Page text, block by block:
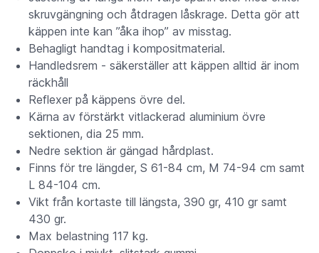
skruvgängning och åtdragen låskrage. Detta gör att
käppen inte kan ”åka ihop” av misstag.
Behagligt handtag i kompositmaterial.
Handledsrem - säkerställer att käppen alltid är inom
räckhåll
Reflexer på käppens övre del.
Kärna av förstärkt vitlackerad aluminium övre
sektionen, dia 25 mm.
Nedre sektion är gängad hårdplast.
Finns för tre längder, S 61-84 cm, M 74-94 cm samt
L 84-104 cm.
Vikt från kortaste till längsta, 390 gr, 410 gr samt
430 gr.
Max belastning 117 kg.